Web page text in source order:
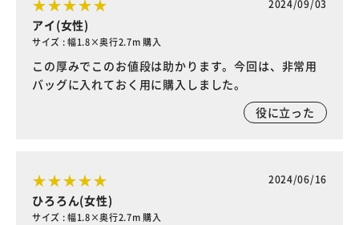
2024/09/03
アイ(女性)
サイズ : 幅1.8×奥行2.7m 購入
この厚みでこのお値段は助かります。今回は、非常用
バッグに入れておく用に購入しました。
役に立った
2024/06/16
ひろろん(女性)
サイズ : 幅1.8×奥行2.7m 購入